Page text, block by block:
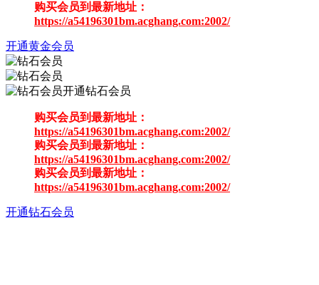
购买会员到最新地址：
https://a54196301bm.acghang.com:2002/
开通黄金会员
开通钻石会员
购买会员到最新地址：
https://a54196301bm.acghang.com:2002/
购买会员到最新地址：
https://a54196301bm.acghang.com:2002/
购买会员到最新地址：
https://a54196301bm.acghang.com:2002/
开通钻石会员